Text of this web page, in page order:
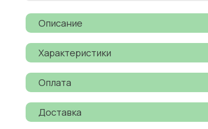
Описание
Характеристики
Оплата
Доставка